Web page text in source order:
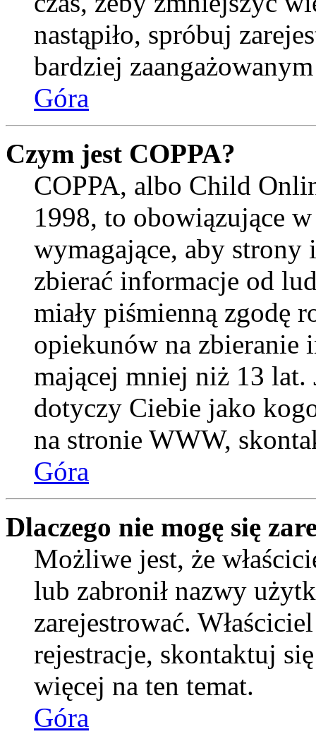
nastąpiło, spróbuj
bardziej
Góra
Czym jest COPPA?
COPPA, albo Child
1998, to obowiązujące
wymagające, aby strony
zbierać informacje od
miały piśmienną zgodę
opiekunów na zbieranie
mającej mniej niż 13 lat.
dotyczy Ciebie jako
na stronie WWW,
Góra
Dlaczego nie mogę się
Możliwe jest, że
lub zabronił nazwy
zarejestrować.
rejestracje, skontaktuj
więcej na ten temat.
Góra